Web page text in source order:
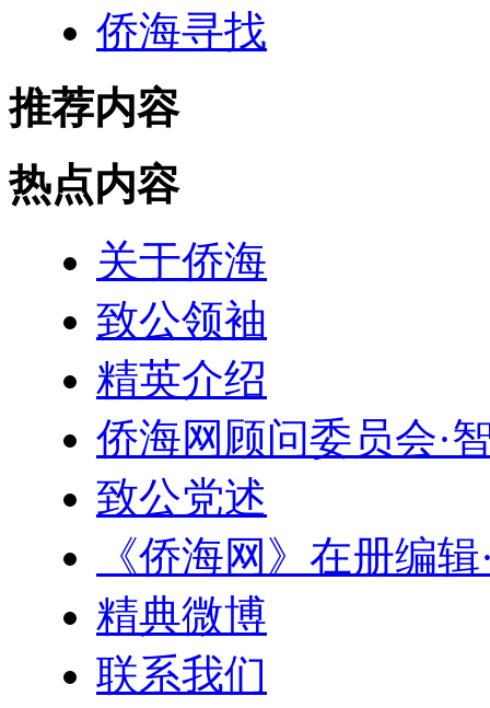
侨海寻找
推荐内容
热点内容
关于侨海
致公领袖
精英介绍
侨海网顾问委员会·
致公党述
《侨海网》在册编辑
精典微博
联系我们